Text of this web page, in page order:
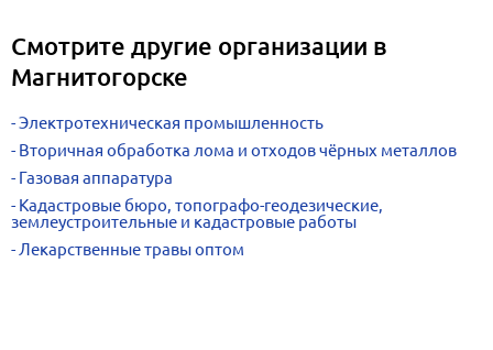
Смотрите другие организации в
Магнитогорске
Электротехническая промышленность
Вторичная обработка лома и отходов чёрных металлов
Газовая аппаратура
Кадастровые бюро, топографо-геодезические,
землеустроительные и кадастровые работы
Лекарственные травы оптом